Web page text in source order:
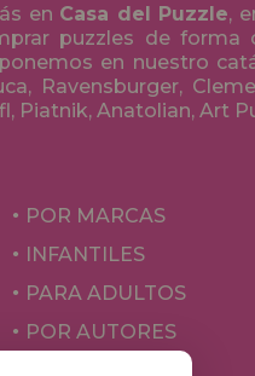
en Casa del Puzzle,
puzzles de forma
en nuestro
Ravensburger,
Piatnik, Anatolian, Art
POR MARCAS
INFANTILES
PARA ADULTOS
POR AUTORES